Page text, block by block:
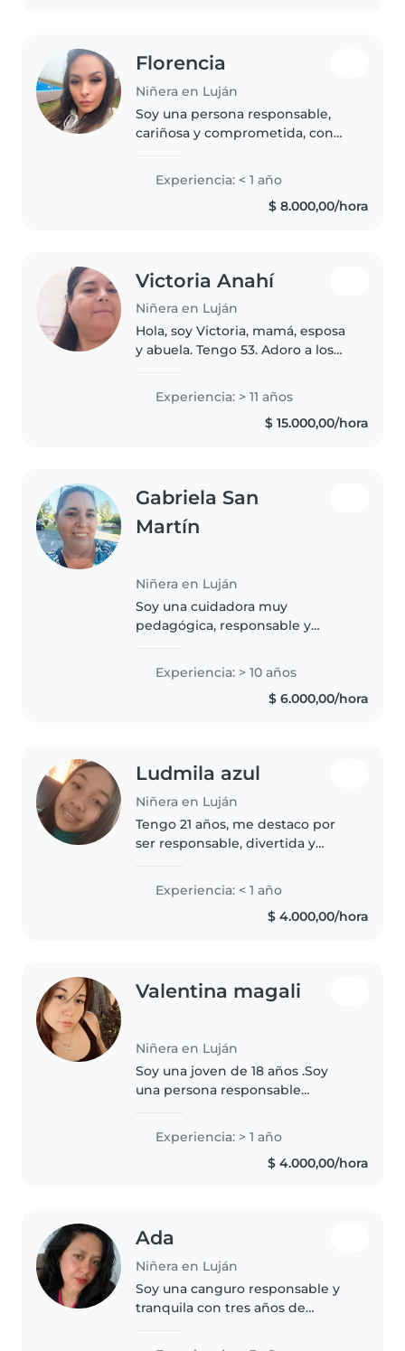
Florencia
Niñera en Luján
Soy una persona responsable,
cariñosa y comprometida, con
Me caracterizo por ser paciente,
atenta y creativa, cualidades..
Experiencia: < 1 año
$ 8.000,00/hora
Victoria Anahí
Niñera en Luján
Hola, soy Victoria, mamá, esposa
y abuela. Tengo 53. Adoro a los
atenderlos, cuidarlos y verlos
crecer. Me gustan mucho los
juegos didacticos, de
Experiencia: > 11 años
$ 15.000,00/hora
Gabriela San
Martín
Niñera en Luján
Soy una cuidadora muy
pedagógica, responsable y
Social me ampliaron la mirada
sobre las familias y la interacción
necesaria para el óptimo
Experiencia: > 10 años
$ 6.000,00/hora
Ludmila azul
Niñera en Luján
Tengo 21 años, me destaco por
ser responsable, divertida y
mucha experiencia previa, he
trabajado con bebés, niños
pequeños, preescolares y
Experiencia: < 1 año
$ 4.000,00/hora
Valentina magali
Niñera en Luján
Soy una joven de 18 años .Soy
una persona responsable
alimentación del Niño . Tengo
disponibilidad horaria de lunes a
sábado. Por otro lado finalice..
Experiencia: > 1 año
$ 4.000,00/hora
Ada
Niñera en Luján
Soy una canguro responsable y
tranquila con tres años de